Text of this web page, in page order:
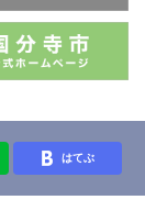
はてぶ